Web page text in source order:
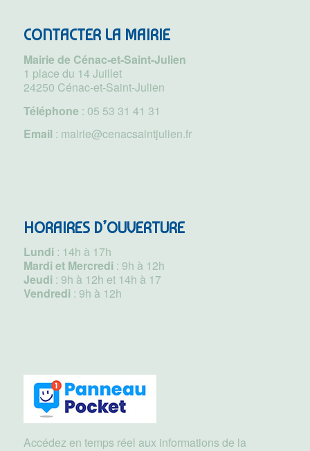
CONTACTER LA MAIRIE
Mairie de Cénac-et-Saint-Julien
1 place du 14 Juillet
24250 Cénac-et-Saint-Julien
Téléphone : 05 53 31 41 31
Email : mairie@cenacsaintjulien.fr
HORAIRES D’OUVERTURE
Lundi : 14h à 17h
Mardi et Mercredi : 9h à 12h
Jeudi : 9h à 12h et 14h à 17
Vendredi : 9h à 12h
Accédez en temps réel aux informations de la